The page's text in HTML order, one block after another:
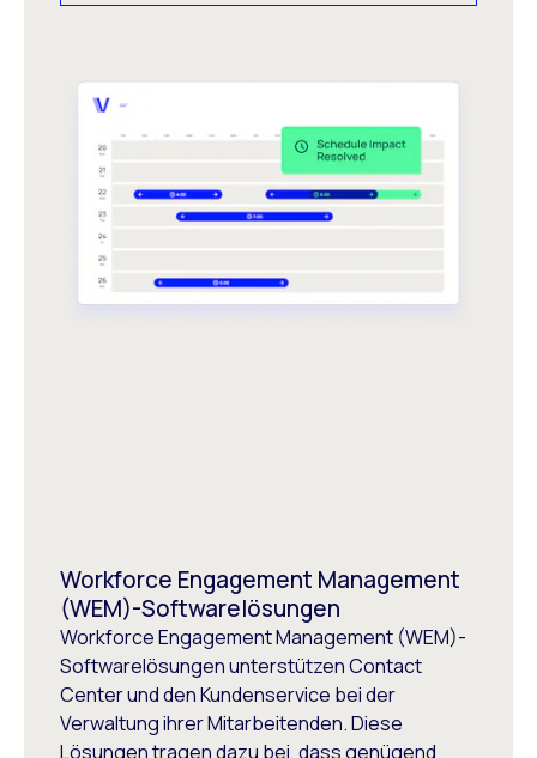
Workforce Engagement Management
(WEM)-Softwarelösungen
Workforce Engagement Management (WEM)-
Softwarelösungen unterstützen Contact
Center und den Kundenservice bei der
Verwaltung ihrer Mitarbeitenden. Diese
Lösungen tragen dazu bei, dass genügend